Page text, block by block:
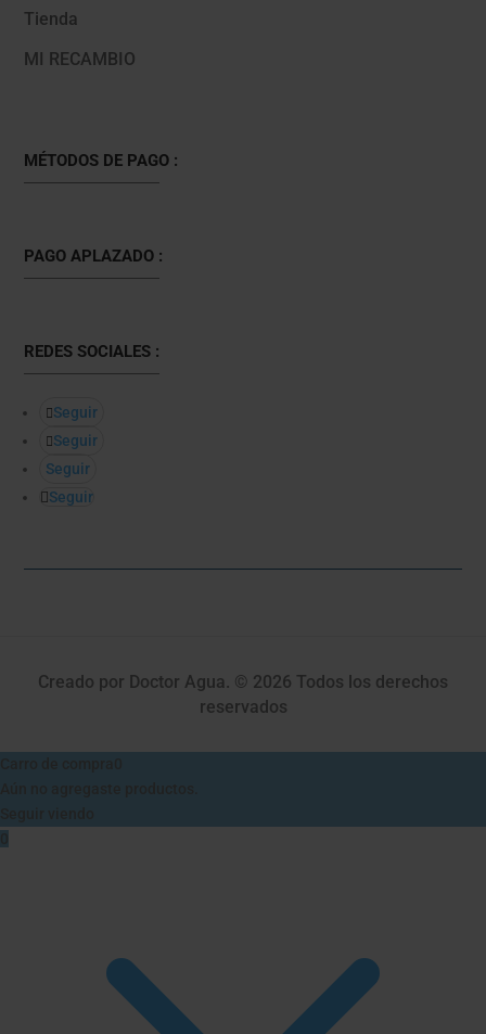
Tienda
MI RECAMBIO
MÉTODOS DE PAGO :
PAGO APLAZADO :
REDES SOCIALES :
Seguir
Seguir
Seguir
Seguir
Creado por Doctor Agua. © 2026 Todos los derechos
reservados